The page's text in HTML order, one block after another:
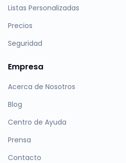
Listas Personalizadas
Precios
Seguridad
Empresa
Acerca de Nosotros
Blog
Centro de Ayuda
Prensa
Contacto